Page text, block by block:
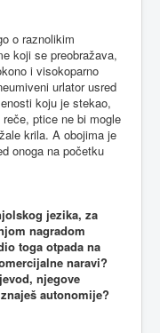
o raznolikim
koji se preobražava,
i visokoparno
urlator usred
koju je stekao,
ptice ne bi mogle
krila. A obojima je
onoga na početku
jezika, za
nagradom
toga otpada na
naravi?
njegove
autonomije?